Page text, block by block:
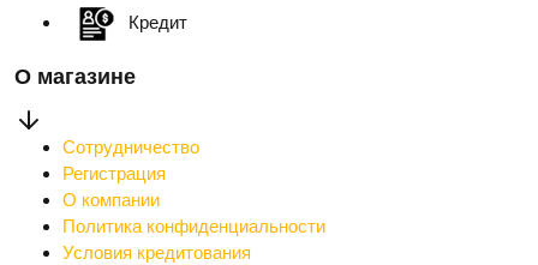
Кредит
О магазине
Сотрудничество
Регистрация
О компании
Политика конфиденциальности
Условия кредитования